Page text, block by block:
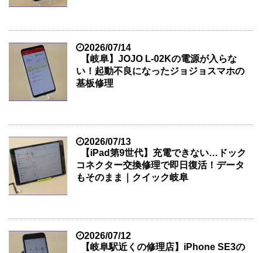
2026/07/14
【岐阜】JOJO L-02Kの電源が入らな
い！起動不良になったジョジョスマホの
基板修理
2026/07/13
【iPad第9世代】充電できない…ドック
コネクター交換修理で即日復活！データ
もそのまま｜クイック岐阜
2026/07/12
【岐阜駅近くの修理店】iPhone SE3の